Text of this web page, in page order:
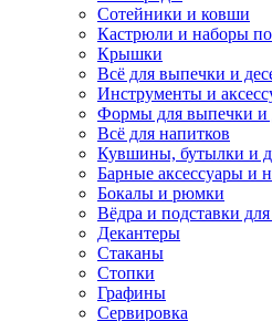
Сотейники и ковши
Кастрюли и наборы
Крышки
Всё для выпечки и
Инструменты и
Формы для выпечки и
Всё для напитков
Кувшины, бутылки и
Барные аксессуары и
Бокалы и рюмки
Вёдра и подставки
Декантеры
Стаканы
Стопки
Графины
Сервировка